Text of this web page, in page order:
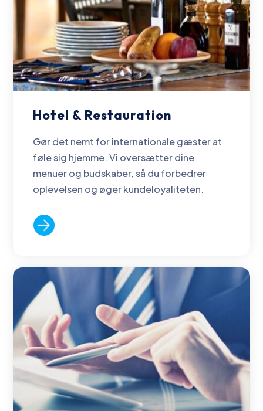
Hotel & Restauration
Gør det nemt for internationale gæster at
føle sig hjemme. Vi oversætter dine
menuer og budskaber, så du forbedrer
oplevelsen og øger kundeloyaliteten.